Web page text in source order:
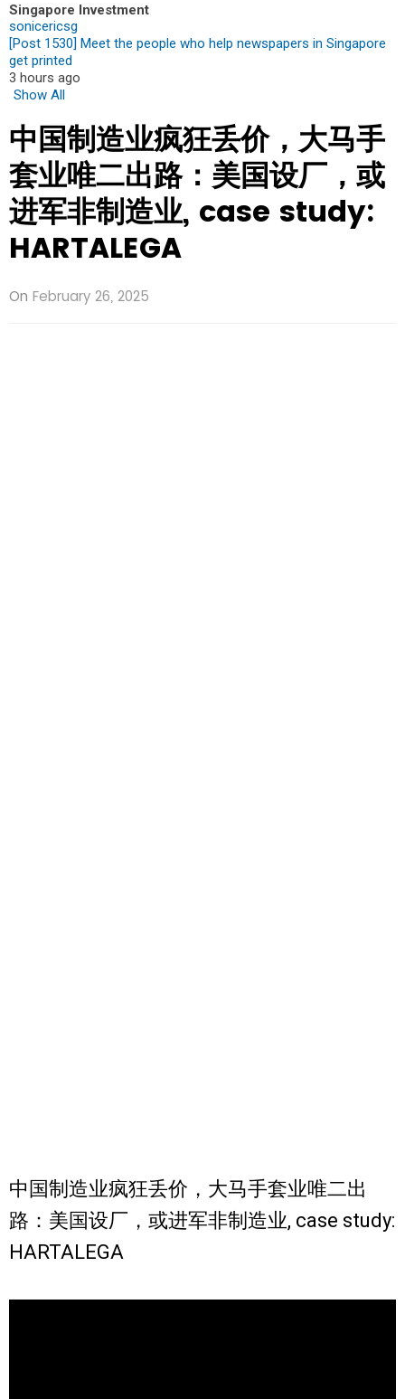
Singapore Investment
sonicericsg
[Post 1530] Meet the people who help newspapers in Singapore
get printed
3 hours ago
Show All
中国制造业疯狂丢价，大马手
套业唯二出路：美国设厂，或
进军非制造业, case study:
HARTALEGA
On February 26, 2025
中国制造业疯狂丢价，大马手套业唯二出
路：美国设厂，或进军非制造业, case study:
HARTALEGA